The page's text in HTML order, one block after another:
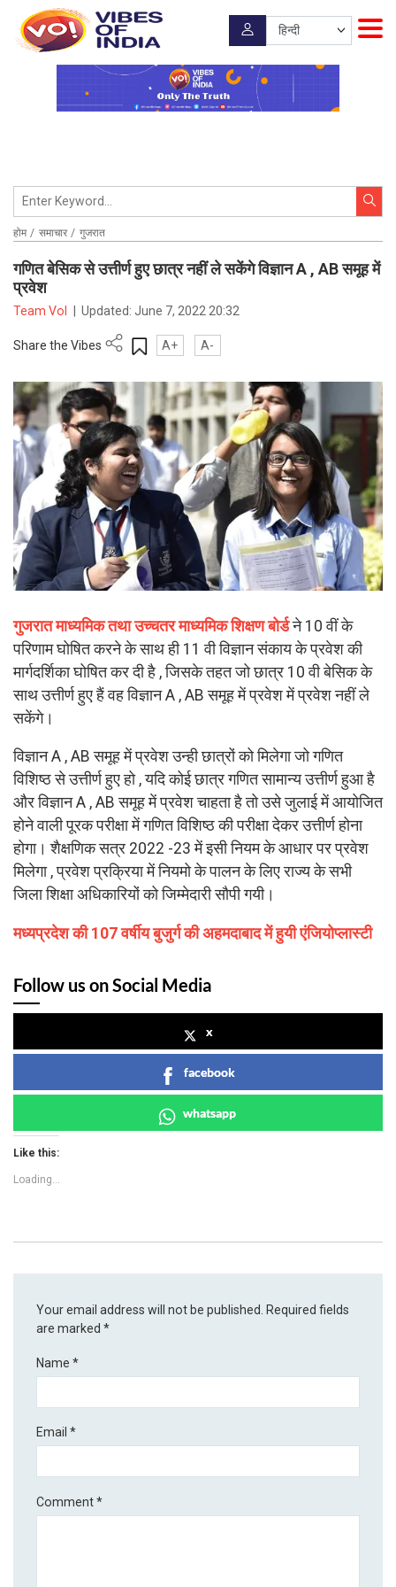
होम समाचार गुजरात
गणित बेसिक से उत्तीर्ण हुए छात्र नहीं ले सकेंगे विज्ञान A , AB समूह में
प्रवेश
Team VoI Updated:June 7, 2022 20:32
Share the Vibes A+ A-
गुजरात माध्यमिक तथा उच्चतर माध्यमिक शिक्षण बोर्डने 10 वीं के
परिणाम घोषित करने के साथ ही 11 वी विज्ञान संकाय के प्रवेश की
मार्गदर्शिका घोषित कर दी है , जिसके तहत जो छात्र 10 वी बेसिक के
साथ उत्तीर्ण हुए हैं वह विज्ञान A , AB समूह में प्रवेश में प्रवेश नहीं ले
सकेंगे।
विज्ञान A , AB समूह में प्रवेश उन्ही छात्रों को मिलेगा जो गणित
विशिष्ठ से उत्तीर्ण हुए हो , यदि कोई छात्र गणित सामान्य उत्तीर्ण हुआ है
और विज्ञान A , AB समूह में प्रवेश चाहता है तो उसे जुलाई में आयोजित
होने वाली पूरक परीक्षा में गणित विशिष्ठ की परीक्षा देकर उत्तीर्ण होना
होगा। शैक्षणिक सत्र 2022 -23 में इसी नियम के आधार पर प्रवेश
मिलेगा , प्रवेश प्रक्रिया में नियमो के पालन के लिए राज्य के सभी
जिला शिक्षा अधिकारियों को जिम्मेदारी सौपी गयी।
मध्यप्रदेश की 107 वर्षीय बुजुर्ग की अहमदाबाद में हुयी एंजियोप्लास्टी
Follow us on Social Media
x
facebook
whatsapp
Like this:
Loading...
Your email address will not be published.
Required fields
are marked*
Name*
Email*
Comment*